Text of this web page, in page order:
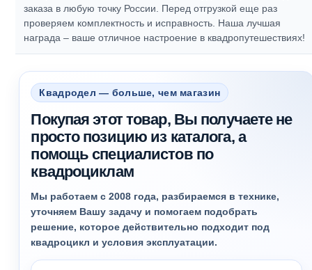
заказа в любую точку России. Перед отгрузкой еще раз
проверяем комплектность и исправность. Наша лучшая
награда – ваше отличное настроение в квадропутешествиях!
Квадродел — больше, чем магазин
Покупая этот товар, Вы получаете не
просто позицию из каталога, а
помощь специалистов по
квадроциклам
Мы работаем с 2008 года, разбираемся в технике,
уточняем Вашу задачу и помогаем подобрать
решение, которое действительно подходит под
квадроцикл и условия эксплуатации.